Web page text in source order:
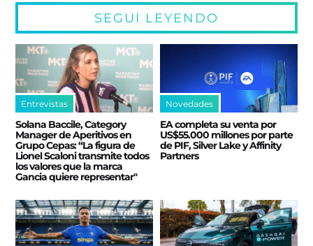
SEGUÍ LEYENDO
Entrevistas
Solana Baccile, Category
Manager de Aperitivos en
Grupo Cepas: “La figura de
Lionel Scaloni transmite todos
los valores que la marca
Gancia quiere representar"
Novedades
EA completa su venta por
US$55.000 millones por parte
de PIF, Silver Lake y Affinity
Partners